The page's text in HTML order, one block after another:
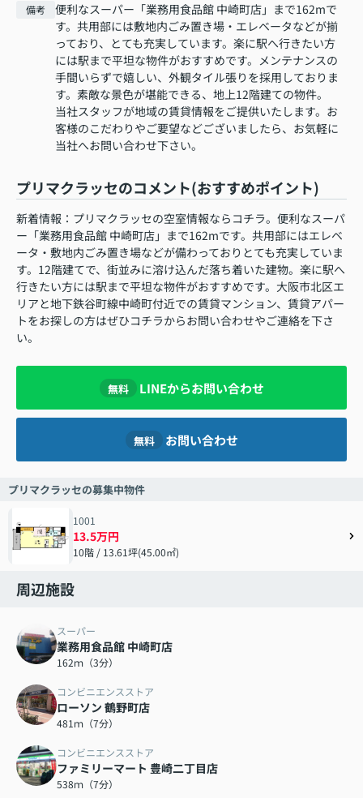
備考
便利なスーパー「業務用食品館 中崎町店」まで162mで
す。共用部には敷地内ごみ置き場・エレベータなどが揃
っており、とても充実しています。楽に駅へ行きたい方
には駅まで平坦な物件がおすすめです。メンテナンスの
手間いらずで嬉しい、外観タイル張りを採用しておりま
す。素敵な景色が堪能できる、地上12階建ての物件。
当社スタッフが地域の賃貸情報をご提供いたします。お
客様のこだわりやご要望などございましたら、お気軽に
当社へお問い合わせ下さい。
プリマクラッセのコメント(おすすめポイント)
新着情報：プリマクラッセの空室情報ならコチラ。便利なスーパ
ー「業務用食品館 中崎町店」まで162mです。共用部にはエレベ
ータ・敷地内ごみ置き場などが備わっておりとても充実していま
す。12階建てで、街並みに溶け込んだ落ち着いた建物。楽に駅へ
行きたい方には駅まで平坦な物件がおすすめです。大阪市北区エ
リアと地下鉄谷町線中崎町付近での賃貸マンション、賃貸アパー
トをお探しの方はぜひコチラからお問い合わせやご連絡を下さ
い。
無料 LINEからお問い合わせ
無料 お問い合わせ
プリマクラッセの募集中物件
1001
13.5万円
10階 / 13.61坪(45.00㎡)
周辺施設
スーパー
業務用食品館 中崎町店
162ｍ（3分）
コンビニエンスストア
ローソン 鶴野町店
481ｍ（7分）
コンビニエンスストア
ファミリーマート 豊崎二丁目店
538ｍ（7分）